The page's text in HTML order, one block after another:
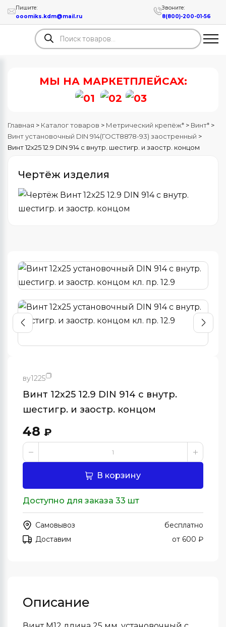
Пишите:
ooomiks.kdm@mail.ru
Звоните:
8(800)-200-01-56
Поиск
товаров
МЫ НА МАРКЕТПЛЕЙСАХ:
Главная > Каталог товаров > Метрический крепёж* > Винт* >
Винт установочный DIN 914(ГОСТ8878-93) заостренный >
Винт 12х25 12.9 DIN 914 с внутр. шестигр. и заостр. концом
Чертёж изделия
ву1225
Винт 12х25 12.9 DIN 914 с внутр.
шестигр. и заостр. концом
48 ₽
В корзину
Доступно для заказа 33 шт
Самовывоз
бесплатно
Доставим
от 600 ₽
Описание